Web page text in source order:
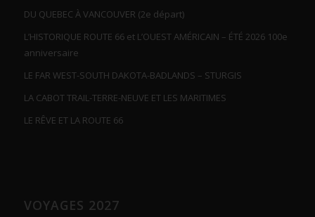
DU QUEBEC À VANCOUVER (2e départ)
L’HISTORIQUE ROUTE 66 et L’OUEST AMÉRICAIN – ÉTÉ 2026 100e
anniversaire
LE FAR WEST-SOUTH DAKOTA-BADLANDS – STURGIS
LA CABOT TRAIL-TERRE-NEUVE ET LES MARITIMES
LE RÊVE ET LA ROUTE 66
VOYAGES 2027